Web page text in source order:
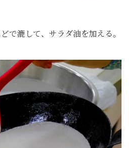
で漉して、サラダ油を加える。